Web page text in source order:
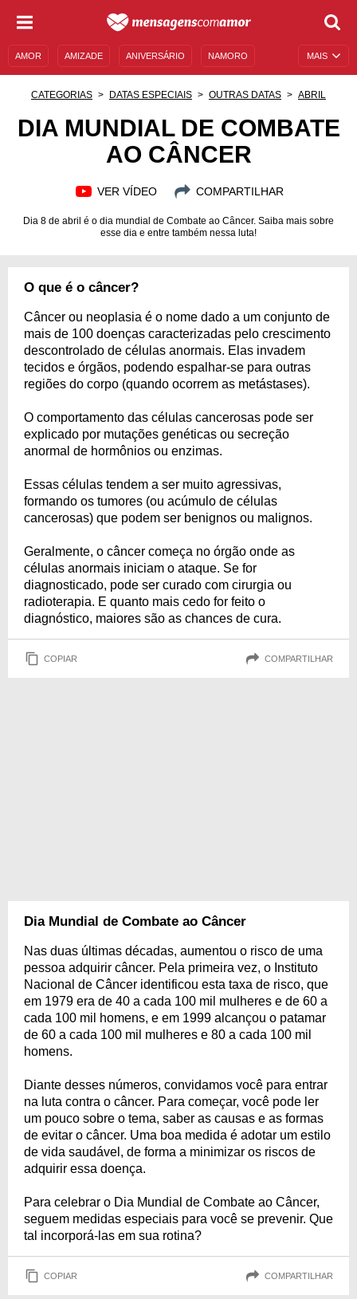
MAIS
AMOR AMIZADE ANIVERSÁRIO NAMORO
MENSAGENS E FRASES MENSAGENS DE ANIVERSÁRIO
CATEGORIAS DATAS ESPECIAIS OUTRAS DATAS ABRIL
DIA MUNDIAL DE COMBATE
AO CÂNCER
VER VÍDEO COMPARTILHAR
Dia 8 de abril é o dia mundial de Combate ao Câncer. Saiba mais sobre
esse dia e entre também nessa luta!
O que é o câncer?
Câncer ou neoplasia é o nome dado a um conjunto de
mais de 100 doenças caracterizadas pelo crescimento
descontrolado de células anormais. Elas invadem
tecidos e órgãos, podendo espalhar-se para outras
regiões do corpo (quando ocorrem as metástases).
O comportamento das células cancerosas pode ser
explicado por mutações genéticas ou secreção
anormal de hormônios ou enzimas.
Essas células tendem a ser muito agressivas,
formando os tumores (ou acúmulo de células
cancerosas) que podem ser benignos ou malignos.
Geralmente, o câncer começa no órgão onde as
células anormais iniciam o ataque. Se for
diagnosticado, pode ser curado com cirurgia ou
radioterapia. E quanto mais cedo for feito o
diagnóstico, maiores são as chances de cura.
COPIAR COMPARTILHAR
Dia Mundial de Combate ao Câncer
Nas duas últimas décadas, aumentou o risco de uma
pessoa adquirir câncer. Pela primeira vez, o Instituto
Nacional de Câncer identificou esta taxa de risco, que
em 1979 era de 40 a cada 100 mil mulheres e de 60 a
cada 100 mil homens, e em 1999 alcançou o patamar
de 60 a cada 100 mil mulheres e 80 a cada 100 mil
homens.
Diante desses números, convidamos você para entrar
na luta contra o câncer. Para começar, você pode ler
um pouco sobre o tema, saber as causas e as formas
de evitar o câncer. Uma boa medida é adotar um estilo
de vida saudável, de forma a minimizar os riscos de
adquirir essa doença.
Para celebrar o Dia Mundial de Combate ao Câncer,
seguem medidas especiais para você se prevenir. Que
tal incorporá-las em sua rotina?
COPIAR COMPARTILHAR